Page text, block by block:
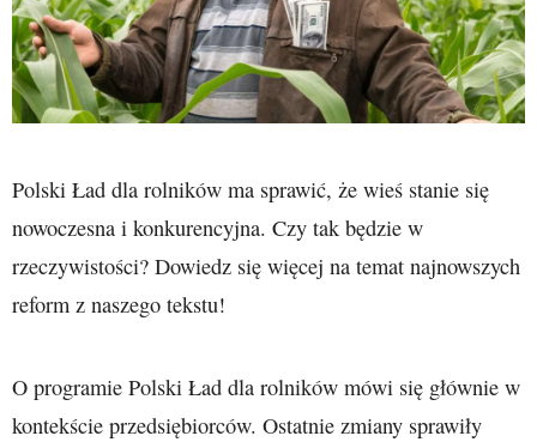
Polski Ład dla rolników ma sprawić, że wieś stanie się
nowoczesna i konkurencyjna. Czy tak będzie w
rzeczywistości? Dowiedz się więcej na temat najnowszych
reform z naszego tekstu!
O programie Polski Ład dla rolników mówi się głównie w
kontekście przedsiębiorców. Ostatnie zmiany sprawiły